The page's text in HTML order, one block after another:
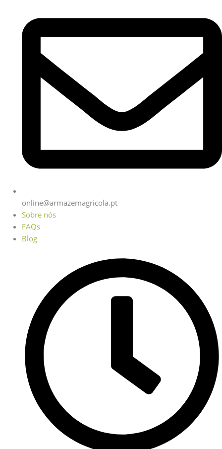
online@armazemagricola.pt
Sobre nós
FAQs
Blog